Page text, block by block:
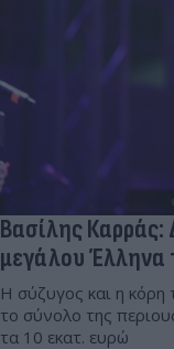
Βασίλης Καρράς:
μεγάλου Έλληνα
Η σύζυγος και η
το σύνολο της
τα 10 εκατ. ευρώ